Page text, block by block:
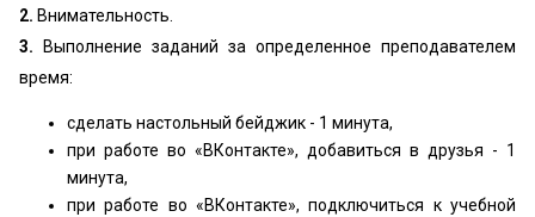
2. Внимательность.
3. Выполнение заданий за определенное преподавателем
время:
сделать настольный бейджик - 1 минута,
при работе во «‎ВКонтакте», добавиться в друзья - 1
минута,
при работе во «‎ВКонтакте», подключиться к учебной